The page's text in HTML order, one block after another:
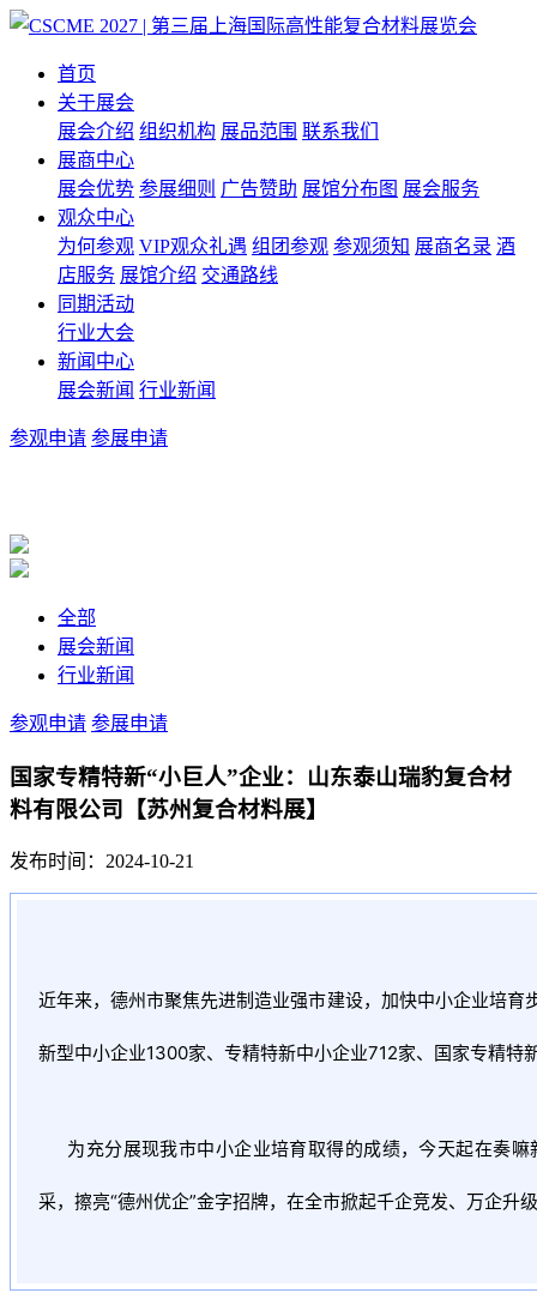
首页
关于展会
展会介绍 组织机构 展品范围 联系我们
展商中心
展会优势 参展细则 广告赞助 展馆分布图 展会服务
观众中心
为何参观 VIP观众礼遇 组团参观 参观须知 展商名录 酒
店服务 展馆介绍 交通路线
同期活动
行业大会
新闻中心
展会新闻 行业新闻
参观申请 参展申请
全部
展会新闻
行业新闻
参观申请 参展申请
国家专精特新“小巨人”企业：山东泰山瑞豹复合材
料有限公司【苏州复合材料展】
发布时间：2024-10-21
近年来，德州市聚焦先进制造业强市建设，加快中小企业培
新型中小企业1300家、专精特新中小企业712家、国家专精特
为充分展现我市中小企业培育取得的成绩，今天起在奏嘛
采，擦亮“德州优企”金字招牌，在全市掀起千企竞发、万企